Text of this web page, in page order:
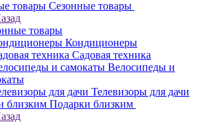
Сезонные товары
товары
Кондиционеры
Садовая техника
Велосипеды и
Телевизоры для дачи
Подарки близким